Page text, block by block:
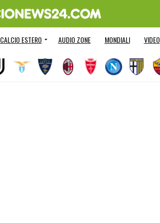
CALCIO ESTERO AUDIO ZONE MONDIALI VIDEO